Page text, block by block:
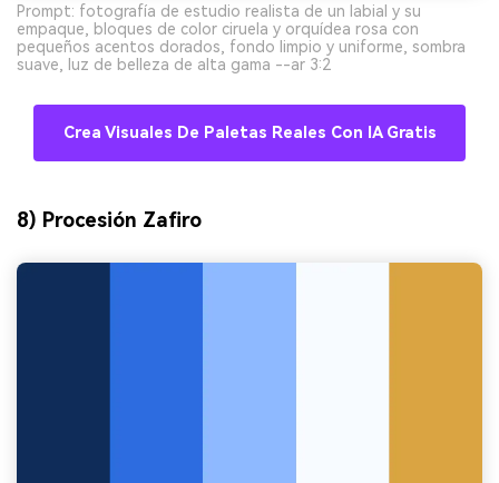
Prompt: fotografía de estudio realista de un labial y su
empaque, bloques de color ciruela y orquídea rosa con
pequeños acentos dorados, fondo limpio y uniforme, sombra
suave, luz de belleza de alta gama --ar 3:2
Crea Visuales De Paletas Reales Con IA Gratis
8) Procesión Zafiro